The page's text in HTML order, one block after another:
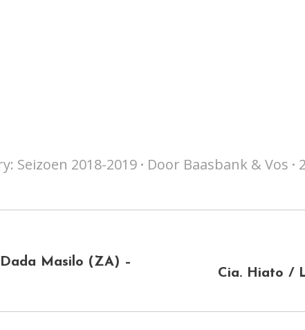
Seizoen 2018-2019 Door Baasbank & Vos
Masilo (ZA) –
NextCia. Hiato /